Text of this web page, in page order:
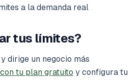
a la demanda real
tus límites?
dirige un negocio más
tu plan gratuito y configura tu